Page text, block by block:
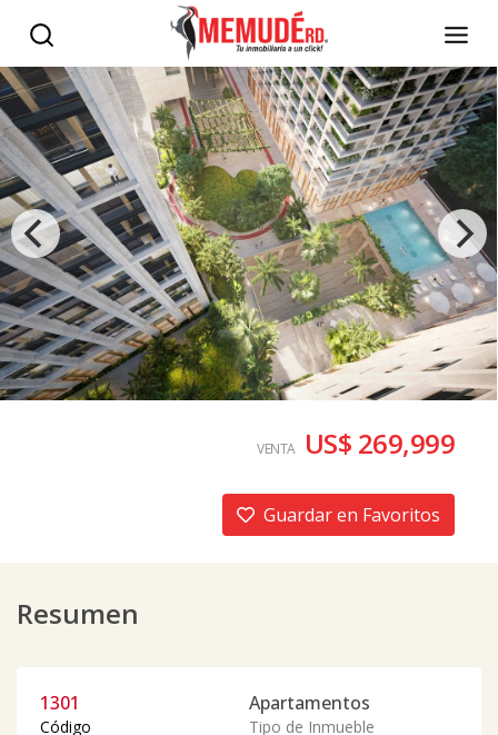
VENTA US$ 269,999
Guardar en Favoritos
Resumen
1301
Código
Apartamentos
Tipo de Inmueble